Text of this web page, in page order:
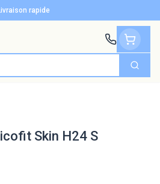
rapide
Skin H24 S